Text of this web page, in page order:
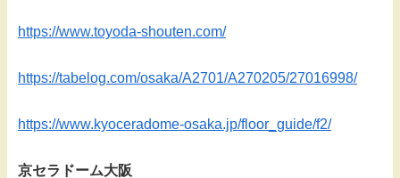
https://www.toyoda-shouten.com/
https://tabelog.com/osaka/A2701/A270205/27016998/
https://www.kyoceradome-osaka.jp/floor_guide/f2/
京セラドーム大阪